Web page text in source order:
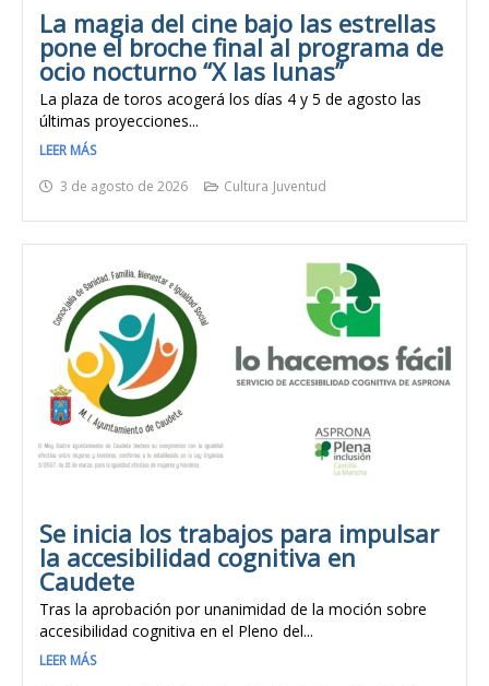
La magia del cine bajo las estrellas
pone el broche final al programa de
ocio nocturno “X las lunas”
La plaza de toros acogerá los días 4 y 5 de agosto las
últimas proyecciones...
LEER MÁS
3 de agosto de 2026
Cultura Juventud
Se inicia los trabajos para impulsar
la accesibilidad cognitiva en
Caudete
Tras la aprobación por unanimidad de la moción sobre
accesibilidad cognitiva en el Pleno del...
LEER MÁS